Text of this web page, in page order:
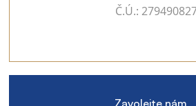
Č.Ú.:
Zavolejte nám